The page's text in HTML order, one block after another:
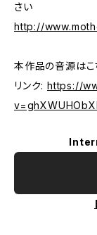
さい
http://
本作品の音源はこ
リンク: https://